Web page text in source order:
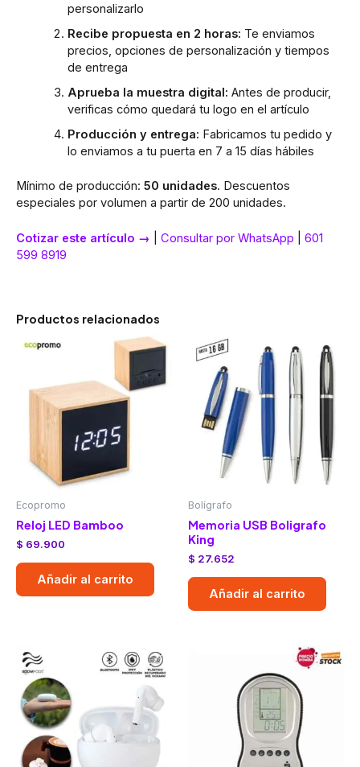
personalizarlo
Recibe propuesta en 2 horas: Te enviamos
precios, opciones de personalización y tiempos
de entrega
Aprueba la muestra digital: Antes de producir,
verificas cómo quedará tu logo en el artículo
Producción y entrega: Fabricamos tu pedido y
lo enviamos a tu puerta en 7 a 15 días hábiles
Mínimo de producción: 50 unidades. Descuentos
especiales por volumen a partir de 200 unidades.
Cotizar este artículo → Consultar por WhatsApp
601
599 8919
Productos relacionados
Ecopromo
Reloj LED Bamboo
$ 69.900
Añadir al carrito
Bolígrafo
Memoria USB Boligrafo
King
$ 27.652
Añadir al carrito